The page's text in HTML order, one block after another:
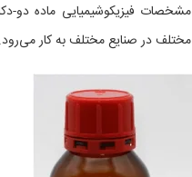
مشخصات فیزیکوشیمیایی ماده دو-
مختلف در صنایع مختلف به کار می‌رود.